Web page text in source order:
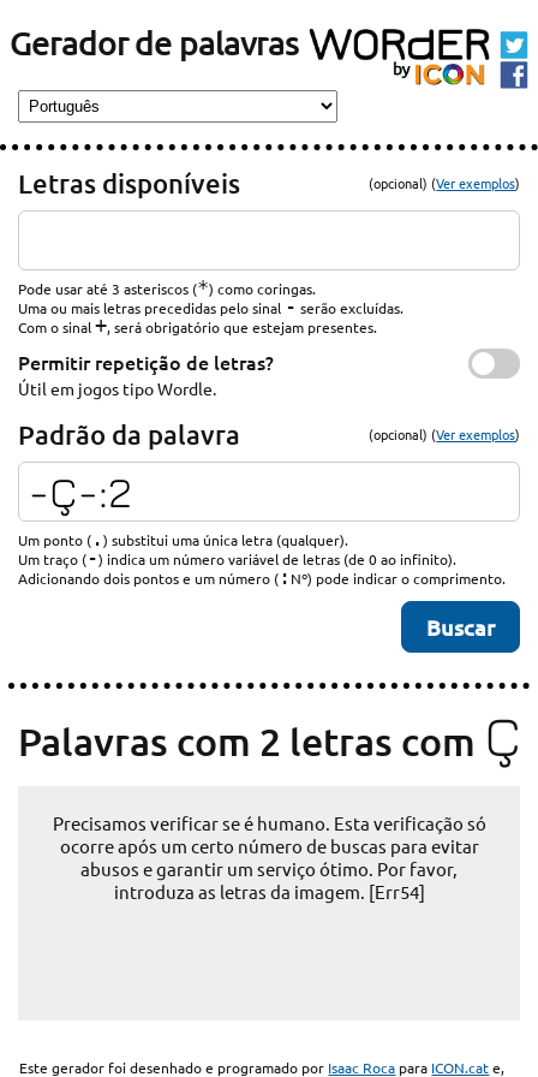
Gerador de palavras
Letras disponíveis (opcional) (Ver exemplos)
Pode usar até 3 asteriscos (*) como coringas.
Uma ou mais letras precedidas pelo sinal - serão excluídas.
Com o sinal+, será obrigatório que estejam presentes.
Permitir repetição de letras?
Útil em jogos tipo Wordle.
Padrão da palavra (opcional) (Ver exemplos)
Um ponto (.) substitui uma única letra (qualquer).
Um traço (-) indica um número variável de letras (de 0 ao infinito).
Adicionando dois pontos e um número (: Nº) pode indicar o comprimento.
Palavras com 2 letras com Ç
Precisamos verificar se é humano. Esta verificação só
ocorre após um certo número de buscas para evitar
abusos e garantir um serviço ótimo. Por favor,
introduza as letras da imagem. [Err54]
Este gerador foi desenhado e programado por Isaac Roca para ICON.cate,